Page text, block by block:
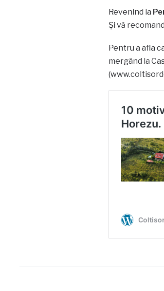
Revenind la
Și vă
Pentru a afla
mergând la